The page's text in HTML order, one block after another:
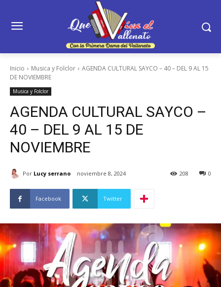
Inicio Musica y Folclor
AGENDA CULTURAL SAYCO – 40 – DEL 9 AL 15
DE NOVIEMBRE
Musica y Folclor
AGENDA CULTURAL SAYCO –
40 – DEL 9 AL 15 DE
NOVIEMBRE
Por Lucy serrano noviembre 8, 2024 0
208
Facebook Twitter